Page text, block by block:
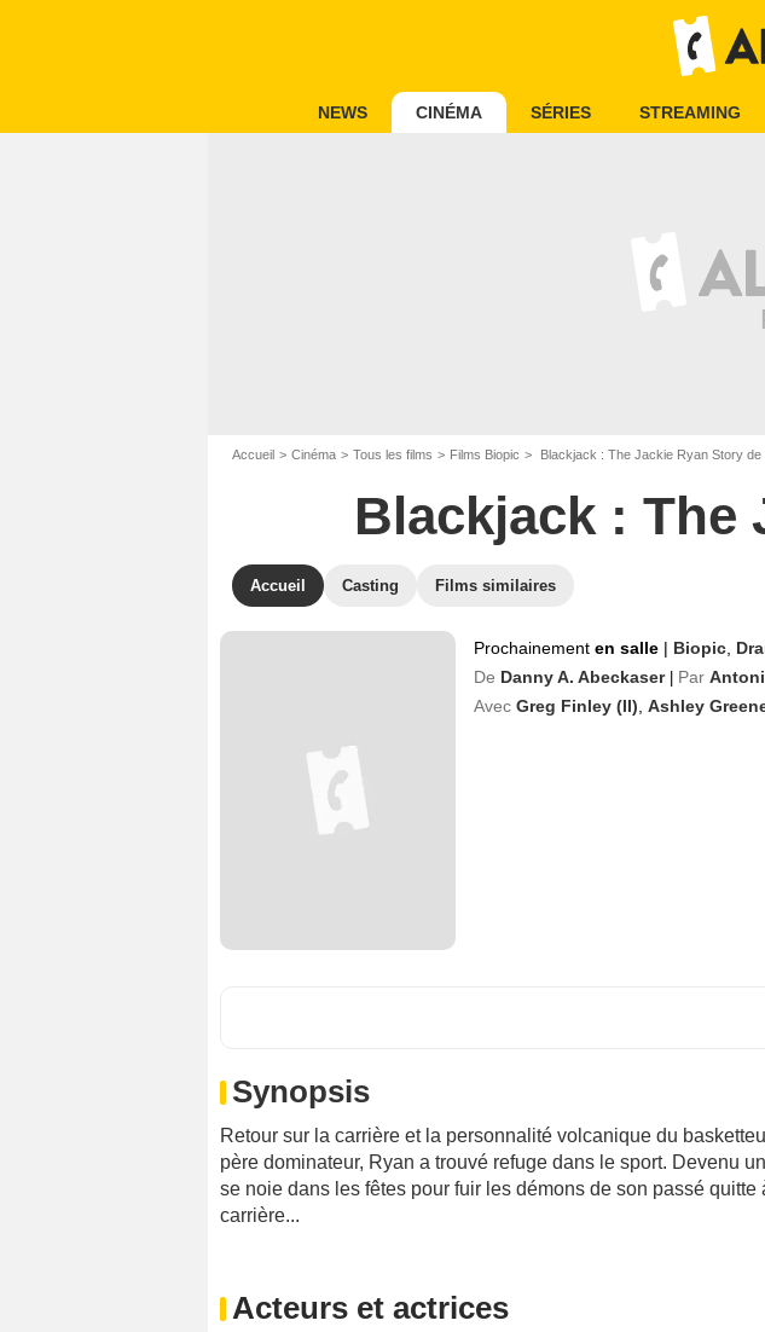
NEWS CINÉMA SÉRIES STREAMING
Accueil Cinéma Tous les films Films Biopic Blackjack : The Jackie Ryan Story de
Blackjack : The
Accueil Casting Films similaires
Prochainement en salle | Biopic
De Danny A. Abeckaser Par
Avec Greg Finley (II) Ashley
Synopsis
Retour sur la carrière et la personnalité volcanique du
père dominateur, Ryan a trouvé refuge dans le sport. Devenu
se noie dans les fêtes pour fuir les démons de son passé quitte
carrière...
Acteurs et actrices